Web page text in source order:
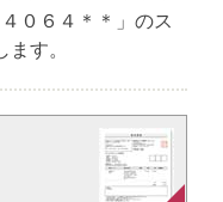
０６４＊＊」のス
す。